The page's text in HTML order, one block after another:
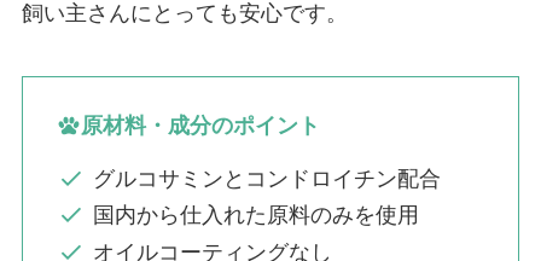
飼い主さんにとっても安心です。
原材料・成分のポイント
グルコサミンとコンドロイチン配合
国内から仕入れた原料のみを使用
オイルコーティングなし